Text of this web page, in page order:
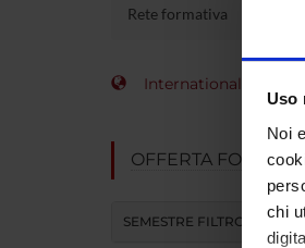
Uso
Noi e
chi
Rete formativa
International Students
OFFERTA
SEMESTRE FILTRO